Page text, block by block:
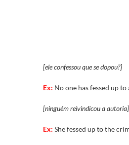
[ele confessou que se dopou?]
Ex: No one has fessed up
[ninguém reivindicou a autoria]
Ex: She fessed up to the